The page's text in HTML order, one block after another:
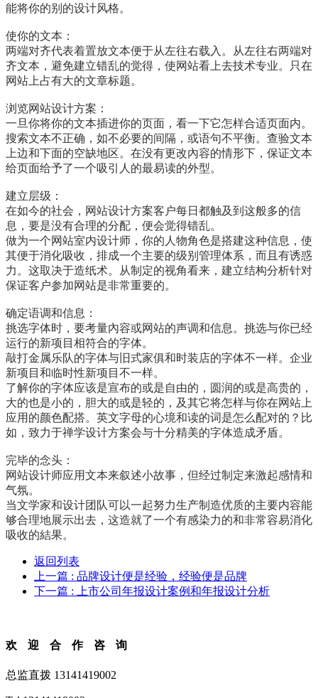
能将你的别的设计风格。
使你的文本：
两端对齐代表着置放文本便于从左往右载入。从左往右两端对
齐文本，避免建立错乱的觉得，使网站看上去技术专业。只在
网站上占有大的文章标题。
浏览网站设计方案：
一旦你将你的文本插进你的页面，看一下它怎样合适页面内。
搜索文本不正确，如不必要的间隔，或语句不平衡。查验文本
上边和下面的空缺地区。在没有更改內容的情形下，保证文本
给页面给予了一个吸引人的最易读的外型。
建立层级：
在如今的社会，网站设计方案客户每日都触及到这般多的信
息，要是没有合理的分配，便会觉得错乱。
做为一个网站室内设计师，你的人物角色是搭建这种信息，使
其便于消化吸收，排成一个主要的级别管理体系，而且有诱惑
力。这取决于造纸术。从制定的视角看来，建立结构分析针对
保证客户参加网站是非常重要的。
确定语调和信息：
挑选字体时，要考量內容或网站的声调和信息。挑选与你已经
运行的新项目相符合的字体。
敲打金属乐队的字体与旧式家俱和时装店的字体不一样。企业
新项目和临时性新项目不一样。
了解你的字体应该是宣布的或是自由的，圆润的或是高贵的，
大的也是小的，胆大的或是轻的，及其它将怎样与你在网站上
应用的颜色配搭。英文字母的心境和读的词是怎么配对的？比
如，致力于禅学设计方案会与十分精美的字体造成矛盾。
完毕的念头：
网站设计师应用文本来叙述小故事，但经过制定来激起感情和
气氛。
当文学家和设计团队可以一起努力生产制造优质的主要内容能
够合理地展示出去，这造就了一个有感染力的和非常容易消化
吸收的結果。
返回列表
上一篇 : 品牌设计便是经验，经验便是品牌
下一篇 : 上市公司年报设计案例和年报设计分析
欢迎合作咨询
总监直拨 13141419002